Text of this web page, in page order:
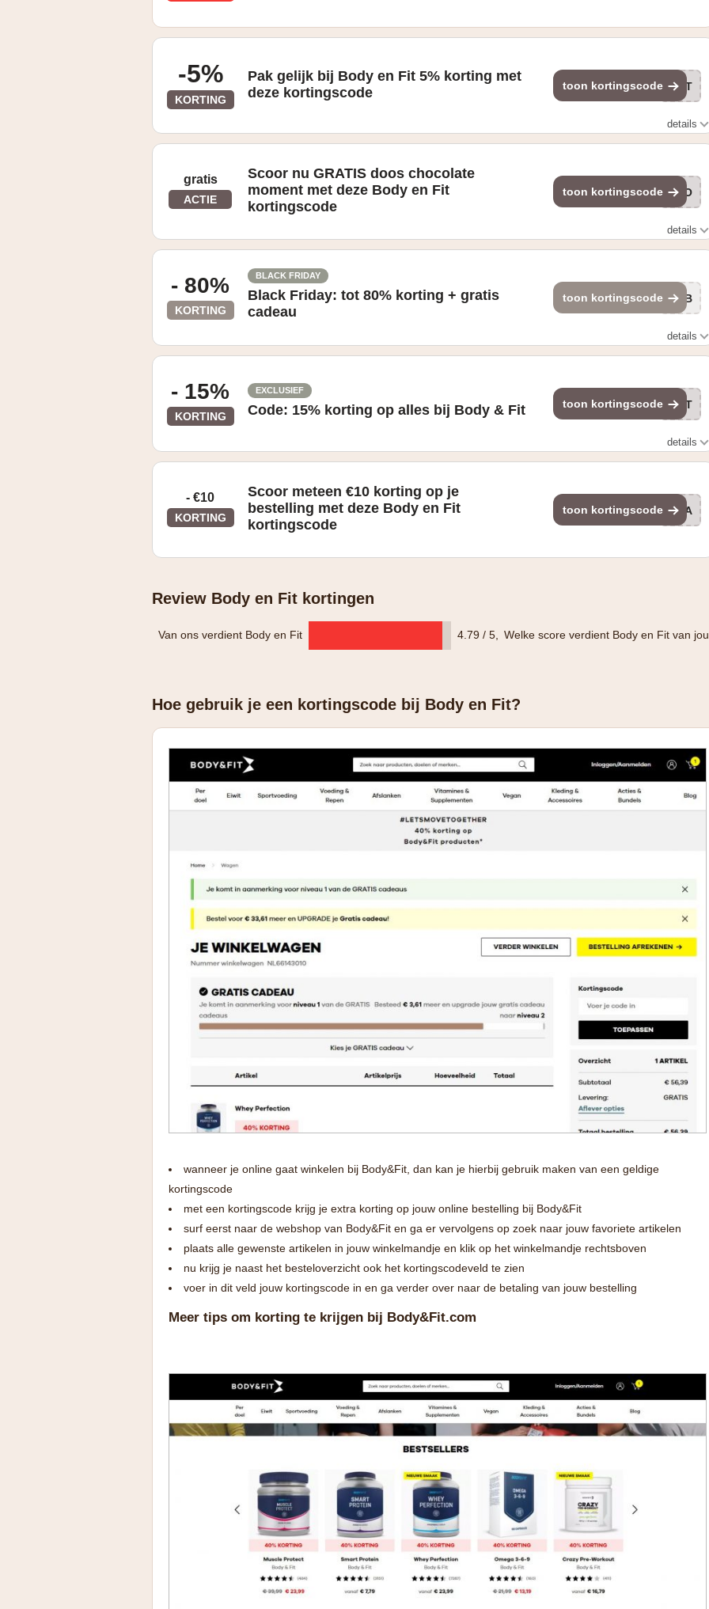
-5%
KORTING
Pak gelijk bij Body en Fit 5% korting met
deze kortingscode
toon kortingscode EXT
details
gratis
ACTIE
Scoor nu GRATIS doos chocolate
moment met deze Body en Fit
kortingscode
toon kortingscode CHO
details
- 80%
KORTING
BLACK FRIDAY
Black Friday: tot 80% korting + gratis
cadeau
toon kortingscode 4YB
details
- 15%
KORTING
EXCLUSIEF
Code: 15% korting op alles bij Body & Fit toon kortingscode RLT
details
- €10
KORTING
Scoor meteen €10 korting op je
bestelling met deze Body en Fit
kortingscode
toon kortingscode VIA
Review Body en Fit kortingen
Van ons verdient Body en Fit 4.79 / 5, Welke score verdient Body en Fit van
Hoe gebruik je een kortingscode bij Body en Fit?
wanneer je online gaat winkelen bij Body&Fit, dan kan je hierbij gebruik maken van een geldige
kortingscode
met een kortingscode krijg je extra korting op jouw online bestelling bij Body&Fit
surf eerst naar de webshop van Body&Fit en ga er vervolgens op zoek naar jouw favoriete artikelen
plaats alle gewenste artikelen in jouw winkelmandje en klik op het winkelmandje rechtsboven
nu krijg je naast het besteloverzicht ook het kortingscodeveld te zien
voer in dit veld jouw kortingscode in en ga verder over naar de betaling van jouw bestelling
Meer tips om korting te krijgen bij Body&Fit.com